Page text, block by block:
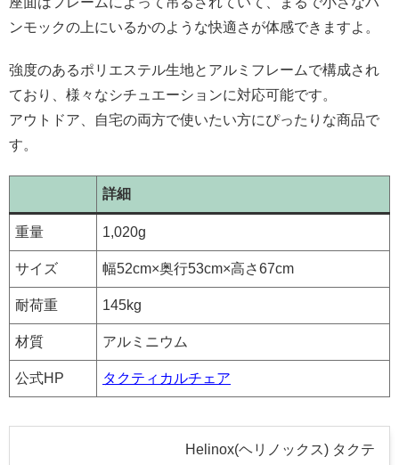
ンモックの上にいるかのような快適さが体感できますよ。
強度のあるポリエステル生地とアルミフレームで構成され
ており、様々なシチュエーションに対応可能です。
アウトドア、自宅の両方で使いたい方にぴったりな商品で
す。
詳細
重量 1,020g
サイズ 幅52cm×奥行53cm×高さ67cm
耐荷重 145kg
材質 アルミニウム
公式HP タクティカルチェア
Helinox(ヘリノックス) タクテ